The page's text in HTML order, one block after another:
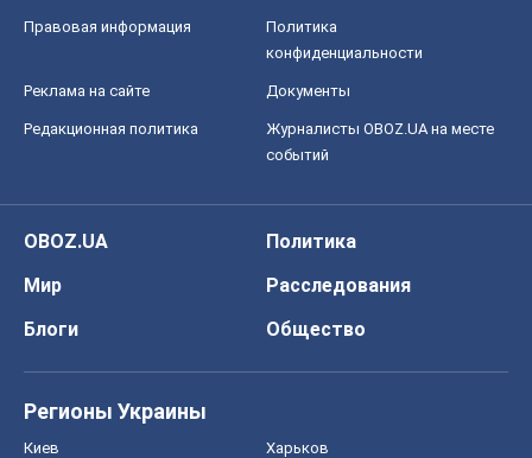
Правовая информация
Политика
конфиденциальности
Реклама на сайте Документы
Редакционная политика
Журналисты OBOZ.UA на месте
событий
OBOZ.UA
Политика
Мир
Расследования
Блоги
Общество
Регионы Украины
Киев Харьков